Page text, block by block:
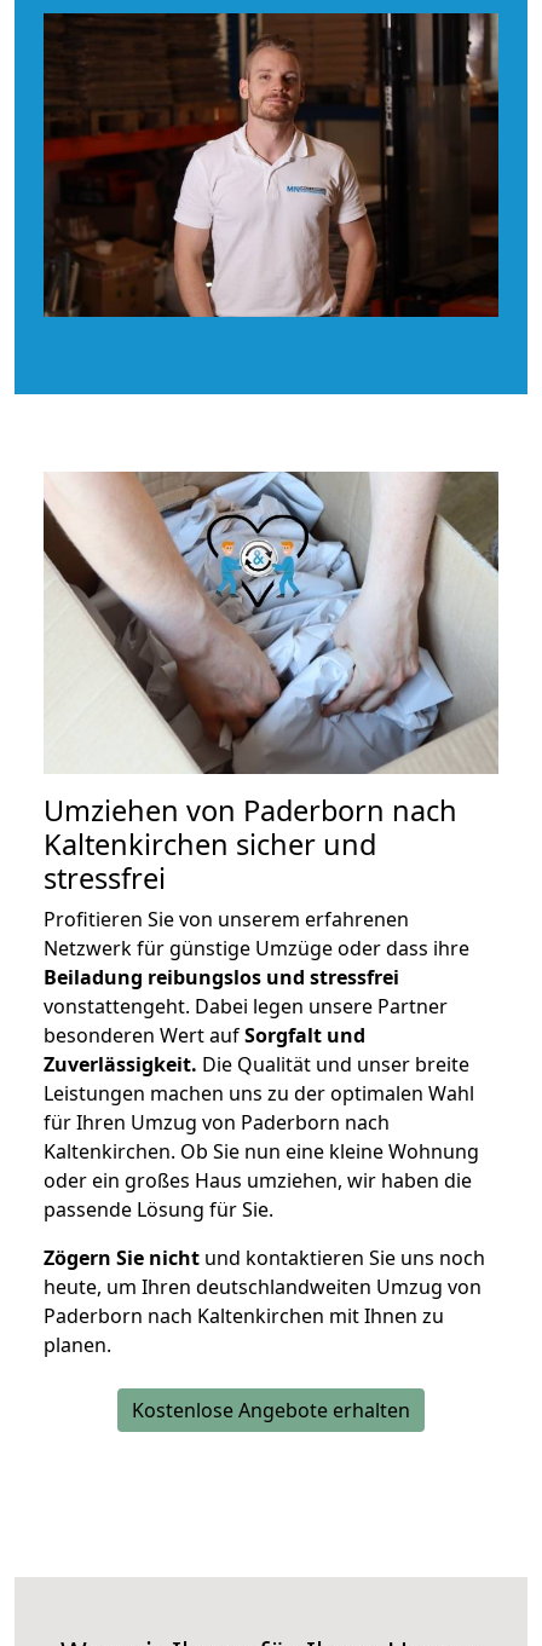
Umziehen von Paderborn nach
Kaltenkirchen sicher und
stressfrei
Profitieren Sie von unserem erfahrenen
Netzwerk für günstige Umzüge oder dass ihre
Beiladung reibungslos und stressfrei
vonstattengeht. Dabei legen unsere Partner
besonderen Wert aufSorgfalt und
Zuverlässigkeit. Die Qualität und unser breite
Leistungen machen uns zu der optimalen Wahl
für Ihren Umzug von Paderborn nach
Kaltenkirchen. Ob Sie nun eine kleine Wohnung
oder ein großes Haus umziehen, wir haben die
passende Lösung für Sie.
Zögern Sie nicht und kontaktieren Sie uns noch
heute, um Ihren deutschlandweiten Umzug von
Paderborn nach Kaltenkirchen mit Ihnen zu
planen.
Kostenlose Angebote erhalten